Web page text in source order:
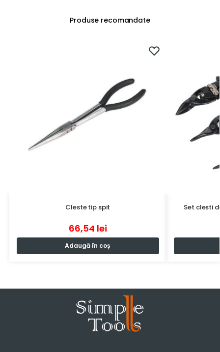
Produse recomandate
Cleste tip spit
66,54 lei
Adaugă în coș
Set clesti